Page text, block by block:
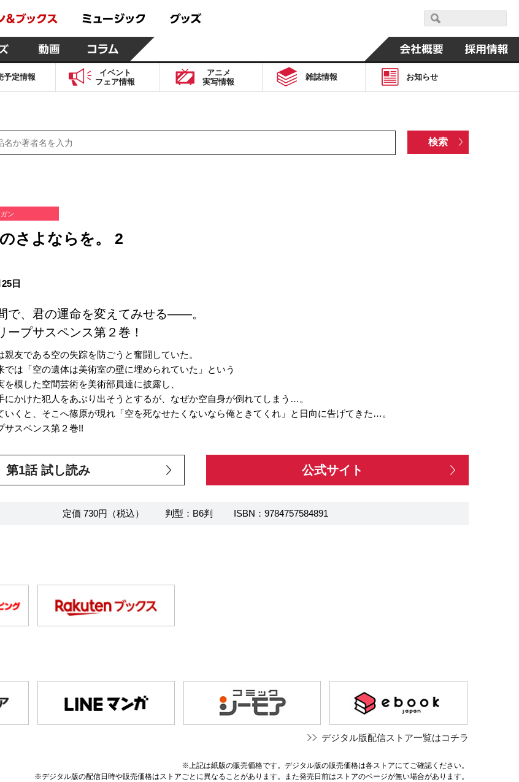
予定情報
イベント
フェア情報
アニメ
実写情報
雑誌情報 お知らせ
ン
さよならを。 2
日
で、君の運命を変えてみせる――。
ープサスペンス第２巻！
友である空の失踪を防ごうと奮闘していた。
では「空の遺体は美術室の壁に埋められていた」という
を模した空間芸術を美術部員達に披露し、
にかけた犯人をあぶり出そうとするが、なぜか空自身が倒れてしまう…。
いくと、そこへ篠原が現れ「空を死なせたくないなら俺ときてくれ」と日向に告げてきた…。
サスペンス第２巻!!
第1話 試し読み 公式サイト
定価 730円（税込） 判型：B6判 ISBN：9784757584891
デジタル版配信ストア一覧はコチラ
※上記は紙版の販売価格です。デジタル版の販売価格は各ストアにてご確認ください。
※デジタル版の配信日時や販売価格はストアごとに異なることがあります。また発売日前はストアのページが無い場合があります。